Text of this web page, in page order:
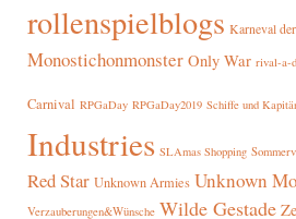
rollenspielblogs Karneval
Monostichonmonster Only War rival-a-
Carnival RPGaDay RPGaDay2019 Schiffe und
Industries SLAmas Shopping
Red Star Unknown Armies Unknown
Verzauberungen&Wünsche Wilde Gestade